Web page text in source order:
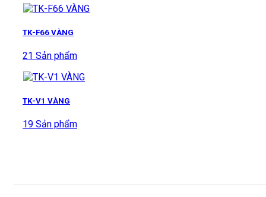
TK-F66 VÀNG
21 Sản phẩm
TK-V1 VÀNG
19 Sản phẩm